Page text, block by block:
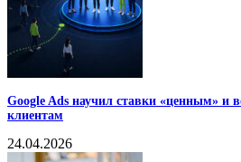
Google Ads научил ставки «ценным»
клиентам
24.04.2026